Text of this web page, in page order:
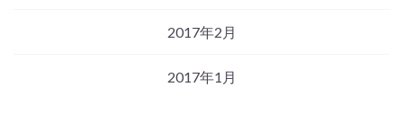
2017年2月
2017年1月